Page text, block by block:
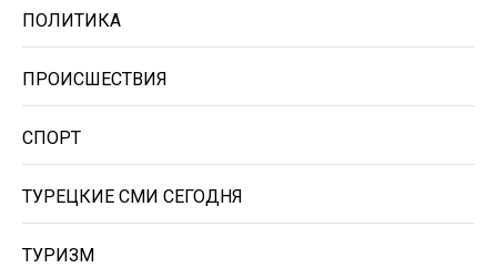
ПОЛИТИКА
ПРОИСШЕСТВИЯ
СПОРТ
ТУРЕЦКИЕ СМИ СЕГОДНЯ
ТУРИЗМ